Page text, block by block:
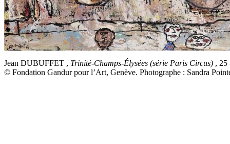
Jean DUBUFFET , Trinité-Champs-Élysées (série Paris Circus) , 25
© Fondation Gandur pour l’Art, Genève. Photographe : Sandra